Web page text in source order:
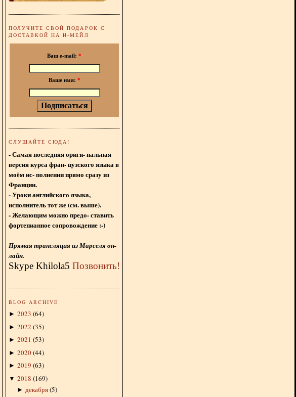
ПОЛУЧИТЕ СВОЙ ПОДАРОК С
ДОСТАВКОЙ НА И-МЕЙЛ
Ваш e-mail: *
Ваше имя: *
СЛУШАЙТЕ СЮДА!
- Самая последняя ориги- нальная
версия курса фран- цузского языка в
моём ис- полнении прямо сразу из
Франции.
- Уроки английского языка,
исполнитель тот же (см. выше).
- Желающим можно предо- ставить
фортепианное сопровождение :-)
Прямая трансляция из Марселя он-
лайн.
Skype Khilola5 Позвонить!
BLOG ARCHIVE
► 2023 (64)
► 2022 (35)
► 2021 (53)
► 2020(44)
► 2019 (63)
▼ 2018 (169)
► декабря(5)